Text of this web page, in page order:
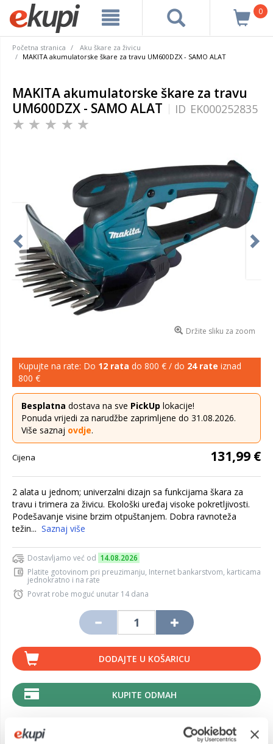
0
Početna stranica
Aku škare za živicu
MAKITA akumulatorske škare za travu UM600DZX - SAMO ALAT
MAKITA akumulatorske škare za travu
UM600DZX - SAMO ALAT
ID EK000252835
Držite sliku za zoom
Kupujte na rate: Do 12 rata do 800 € / do 24 rate iznad
800 €
Besplatna dostava na sve PickUp lokacije!
Ponuda vrijedi za narudžbe zaprimljene do 31.08.2026.
Više saznaj ovdje.
Cijena 131,99 €
2 alata u jednom; univerzalni dizajn sa funkcijama škara za
travu i trimera za živicu. Ekološki uređaj visoke pokretljivosti.
Podešavanje visine brzim otpuštanjem. Dobra ravnoteža
težin... Saznaj više
Dostavljamo već od 14.08.2026
Platite gotovinom pri preuzimanju, Internet bankarstvom, karticama
jednokratno i na rate
Povrat robe moguć unutar 14 dana
DODAJTE U KOŠARICU
KUPITE ODMAH